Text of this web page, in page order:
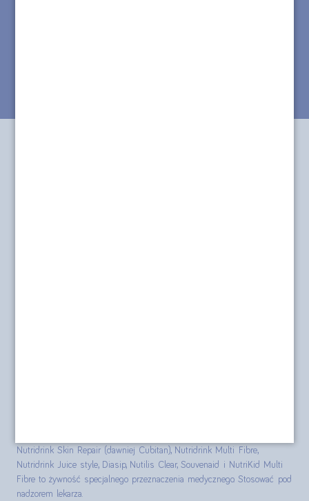
Nutridrink Skin Repair (dawniej Cubitan), Nutridrink Multi Fibre,
Nutridrink Juice style, Diasip, Nutilis Clear, Souvenaid i NutriKid Multi
Fibre to żywność specjalnego przeznaczenia medycznego. Stosować pod
nadzorem lekarza.